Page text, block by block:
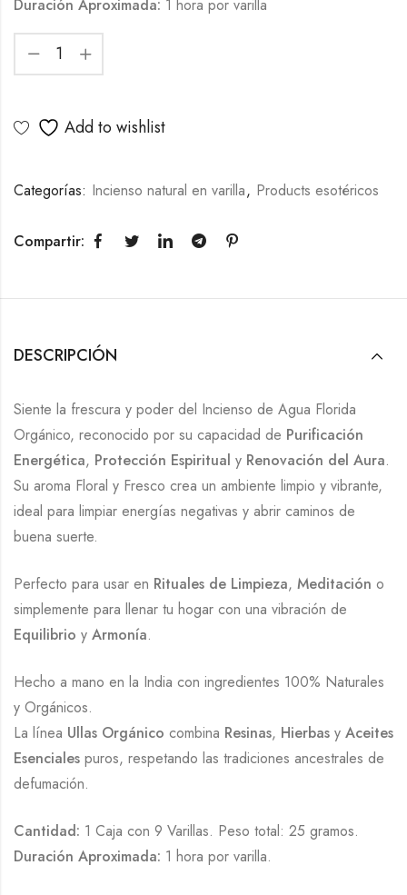
Duración Aproximada: 1 hora por varilla
Add to wishlist
Categorías: Incienso natural en varilla, Products esotéricos
Compartir:
DESCRIPCIÓN
Siente la frescura y poder del Incienso de Agua Florida
Orgánico, reconocido por su capacidad de Purificación
Energética, Protección Espiritual y Renovación del Aura.
Su aroma Floral y Fresco crea un ambiente limpio y vibrante,
ideal para limpiar energías negativas y abrir caminos de
buena suerte.
Perfecto para usar en Rituales de Limpieza, Meditación o
simplemente para llenar tu hogar con una vibración de
Equilibrio y Armonía.
Hecho a mano en la India con ingredientes 100% Naturales
y Orgánicos.
La línea Ullas Orgánico combina Resinas, Hierbas y Aceites
Esenciales puros, respetando las tradiciones ancestrales de
defumación.
Cantidad: 1 Caja con 9 Varillas. Peso total: 25 gramos.
Duración Aproximada: 1 hora por varilla.